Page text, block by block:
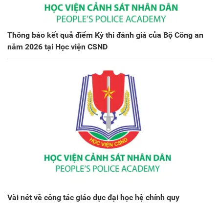
Thông báo kết quả điểm Kỳ thi đánh giá của Bộ Công an
năm 2026 tại Học viện CSND
Vài nét về công tác giáo dục đại học hệ chính quy